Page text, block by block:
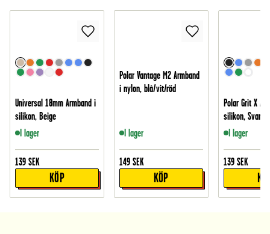
Universal 18mm Armband i
silikon, Beige
I lager
139 SEK
KÖP
Polar Vantage M2 Armband
i nylon, blå/vit/röd
I lager
149 SEK
KÖP
Polar Grit X
silikon, Svart
I lager
139 SEK